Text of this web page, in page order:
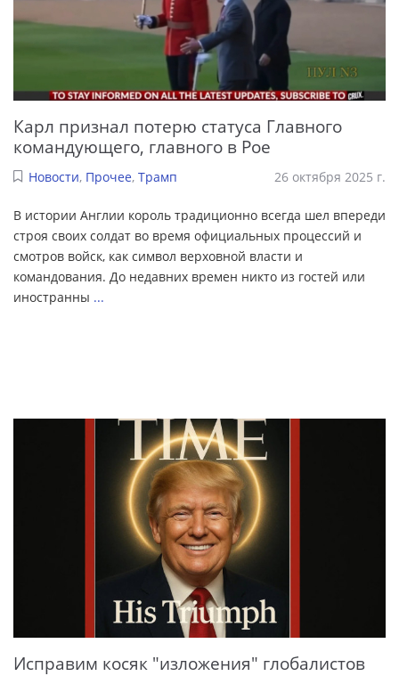
Карл признал потерю статуса Главного
командующего, главного в Рое
Новости, Прочее, Трамп 26 октября 2025 г.
В истории Англии король традиционно всегда шел впереди
строя своих солдат во время официальных процессий и
смотров войск, как символ верховной власти и
командования. До недавних времен никто из гостей или
иностранны ...
Исправим косяк "изложения" глобалистов